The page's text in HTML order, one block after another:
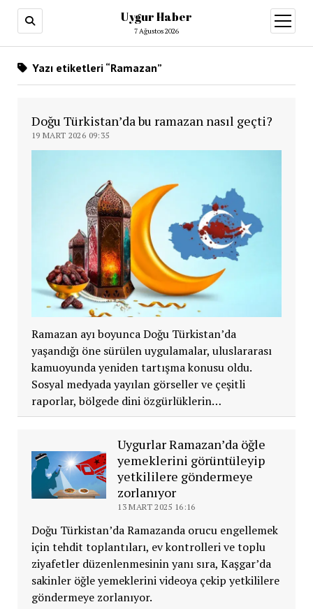
Uygur Haber
7 Ağustos 2026
aç
Yazı etiketleri “Ramazan”
Doğu Türkistan’da bu ramazan nasıl geçti?
19 MART 2026 09:35
Ramazan ayı boyunca Doğu Türkistan’da
yaşandığı öne sürülen uygulamalar, uluslararası
kamuoyunda yeniden tartışma konusu oldu.
Sosyal medyada yayılan görseller ve çeşitli
raporlar, bölgede dini özgürlüklerin…
Uygurlar Ramazan’da öğle
yemeklerini görüntüleyip
yetkililere göndermeye
zorlanıyor
13 MART 2025 16:16
Doğu Türkistan’da Ramazanda orucu engellemek
için tehdit toplantıları, ev kontrolleri ve toplu
ziyafetler düzenlenmesinin yanı sıra, Kaşgar’da
sakinler öğle yemeklerini videoya çekip yetkililere
göndermeye zorlanıyor.